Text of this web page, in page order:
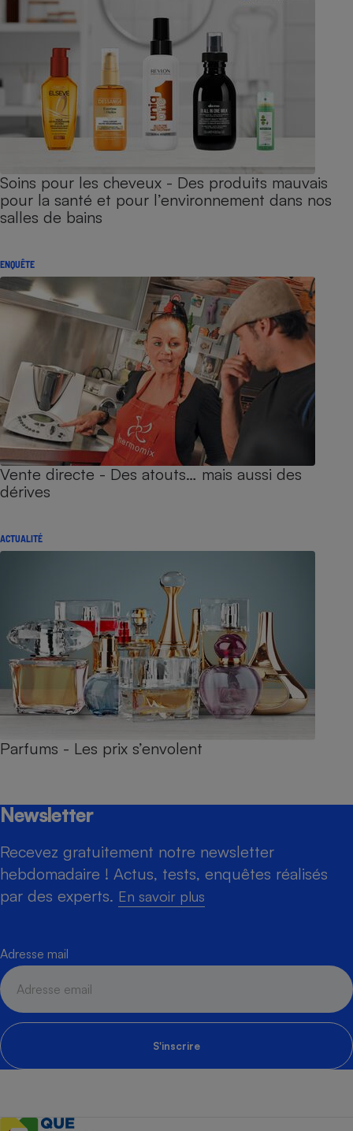
Soins pour les cheveux - Des produits mauvais
pour la santé et pour l’environnement dans nos
salles de bains
ENQUÊTE
Vente directe - Des atouts… mais aussi des
dérives
ACTUALITÉ
Parfums - Les prix s’envolent
Newsletter
Recevez gratuitement notre newsletter
hebdomadaire ! Actus, tests, enquêtes réalisés
par des experts. En savoir plus
Adresse mail
S'inscrire